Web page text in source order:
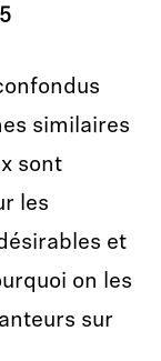
similaires
sont
les
et
on les
sur